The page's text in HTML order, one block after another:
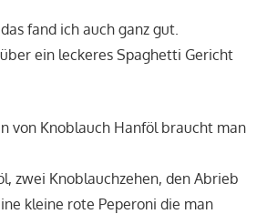
fand ich auch ganz gut.
ein leckeres Spaghetti Gericht
von Knoblauch Hanföl braucht man
zwei Knoblauchzehen, den Abrieb
kleine rote Peperoni die man